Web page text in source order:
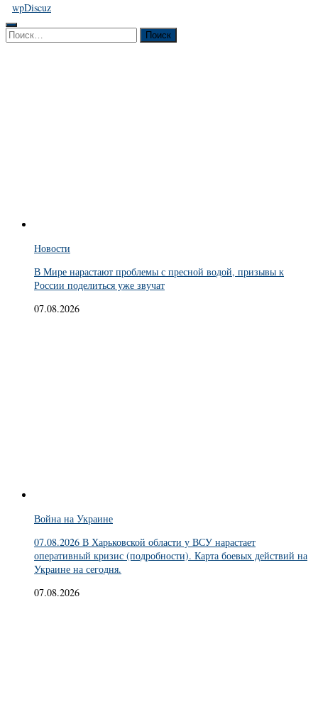
wpDiscuz
Найти:
Новости
В Мире нарастают проблемы с пресной водой, призывы к
России поделиться уже звучат
07.08.2026
Война на Украине
07.08.2026 В Харьковской области у ВСУ нарастает
оперативный кризис (подробности). Карта боевых действий на
Украине на сегодня.
07.08.2026